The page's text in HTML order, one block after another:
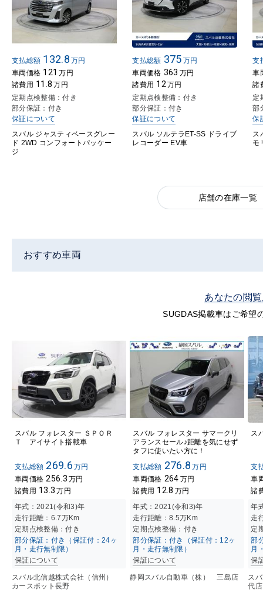
支払総額 132.8 万円
車両価格 121 万円
諸費用 11.8 万円
定期点検整備：付き
部分保証：付き
保証について
スバル ジャスティベースグレー
ド 2WD コンフォートパッケー
ジ
支払総額 375 万円
車両価格 363 万円
諸費用 12万円
定期点検整備：付き
部分保証：付き
保証について
スバル ソルテラET-SS ドライブ
レコーダー EV車
支
車
諸
定
部
保
ス
モ
店舗の在庫一覧
おすすめ車両
あなたの閲
SUGDAS掲載車はご希望
スバル フォレスター ＳＰＯＲ
Ｔ アイサイト搭載車
支払総額 269.6 万円
車両価格 256.3 万円
諸費用 13.3 万円
年式：2021(令和3)年
走行距離： 6.7万Km
定期点検整備：付き
部分保証：付き（保証付：24ヶ
月・走行無制限）
保証について
スバル北信越株式会社（信州）
カースポット長野
スバル フォレスター サマークリ
アランスセール♪距離を気にせず
タフに使いたい方に！
支払総額 276.8 万円
車両価格 264 万円
諸費用 12.8 万円
年式：2021(令和3)年
走行距離： 8.5万Km
定期点検整備：付き
部分保証：付き（保証付：12ヶ
月・走行無制限）
保証について
静岡スバル自動車（株） 三島店
ス
支
車
諸
年
走
定
部
月
保
ス
代店